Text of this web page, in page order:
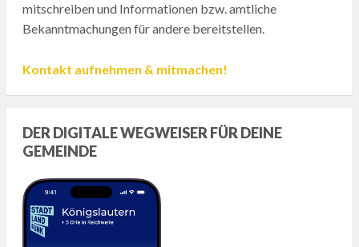
mitschreiben und Informationen bzw. amtliche
Bekanntmachungen für andere bereitstellen.
Kontakt aufnehmen & mitmachen!
DER DIGITALE WEGWEISER FÜR DEINE
GEMEINDE